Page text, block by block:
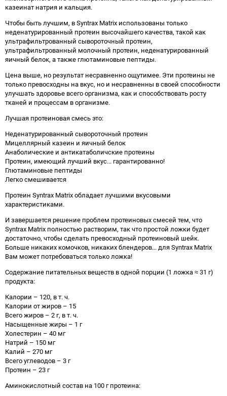
казеинат натрия и кальция.
Чтобы быть лучшим, в Syntrax Matrix использованы только
неденатурированный протеин высочайшего качества, такой как
ультрафильтрованный сывороточный протеин,
ультрафильтрованный молочный протеин, неденатурированный
яичный белок, а также глютаминовые пептиды.
Цена выше, но результат несравненно ощутимее. Эти протеины не
только превосходны на вкус, но и несравненны в своей способности
улучшать здоровье всего организма, как и способствовать росту
тканей и процессам в организме.
Лучшая протеиновая смесь это:
Неденатурированный сывороточный протеин
Мицеллярный казеин и яичный белок
Анаболические и антикатаболичские протеины
Протеин, имеющий лучший вкус... гарантированно!
Глютаминовые пептиды
Легко смешивается
Протеин Syntrax Matrix обладает лучшими вкусовыми
характеристиками.
И завершается решение проблем протеиновых смесей тем, что
Syntrax Matrix полностью растворим, так что простой ложки будет
достаточно, чтобы сделать превосходный протеиновый шейк.
Больше никаких комочков, никаких блендеров... для Syntrax Matrix
Вам может потребоваться только ложка!
Содержание питательных веществ в одной порции (1 ложка ≈ 31 г)
продукта:
Калории – 120, в т. ч.
Калории от жиров – 15
Всего жиров – 2 г, в т. ч.
Насыщенные жиры – 1 г
Холестерин – 40 мг
Натрий – 150 мг
Калий – 270 мг
Всего углеводов – 3 г
Протеин – 23 г
Аминокислотный состав на 100 г протеина: